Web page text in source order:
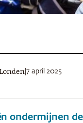
7 april 2025
ondermijnen